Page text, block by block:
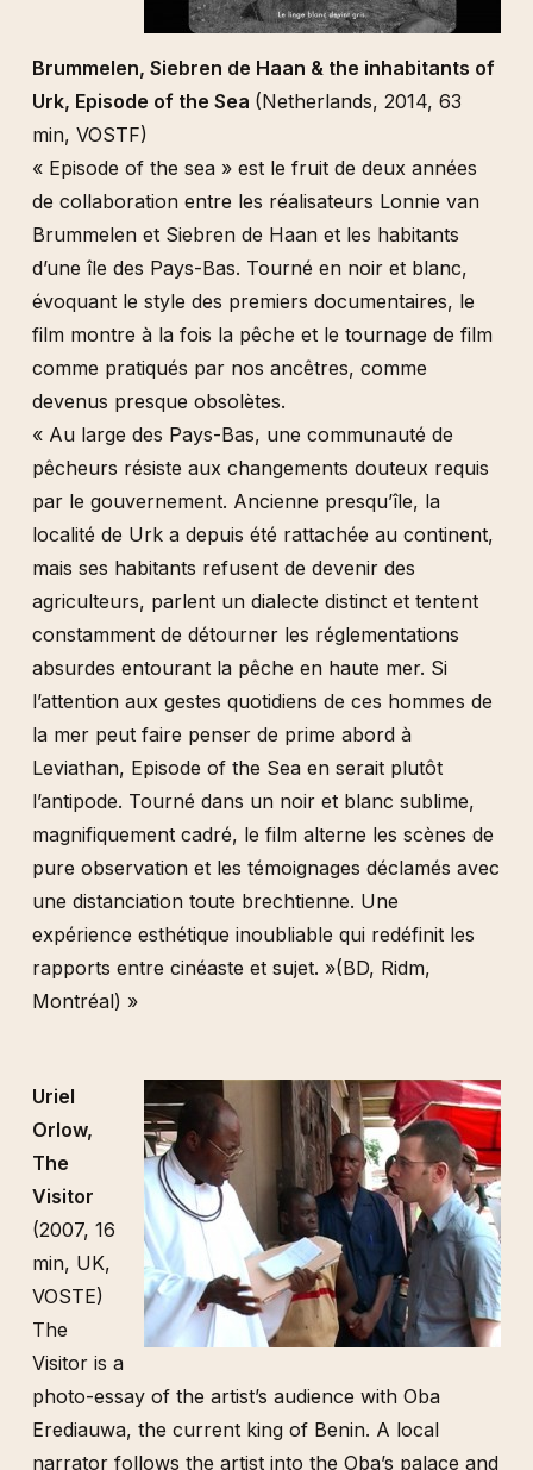
Brummelen, Siebren de Haan & the inhabitants of
Urk, Episode of the Sea (Netherlands, 2014, 63
min, VOSTF)
« Episode of the sea » est le fruit de deux années
de collaboration entre les réalisateurs Lonnie van
Brummelen et Siebren de Haan et les habitants
d’une île des Pays-Bas. Tourné en noir et blanc,
évoquant le style des premiers documentaires, le
film montre à la fois la pêche et le tournage de film
comme pratiqués par nos ancêtres, comme
devenus presque obsolètes.
« Au large des Pays-Bas, une communauté de
pêcheurs résiste aux changements douteux requis
par le gouvernement. Ancienne presqu’île, la
localité de Urk a depuis été rattachée au continent,
mais ses habitants refusent de devenir des
agriculteurs, parlent un dialecte distinct et tentent
constamment de détourner les réglementations
absurdes entourant la pêche en haute mer. Si
l’attention aux gestes quotidiens de ces hommes de
la mer peut faire penser de prime abord à
Leviathan, Episode of the Sea en serait plutôt
l’antipode. Tourné dans un noir et blanc sublime,
magnifiquement cadré, le film alterne les scènes de
pure observation et les témoignages déclamés avec
une distanciation toute brechtienne. Une
expérience esthétique inoubliable qui redéfinit les
rapports entre cinéaste et sujet. »(BD, Ridm,
Montréal) »
Uriel
Orlow,
The
Visitor
(2007, 16
min, UK,
VOSTE)
The
Visitor is a
photo-essay of the artist’s audience with Oba
Erediauwa, the current king of Benin. A local
narrator follows the artist into the Oba’s palace and